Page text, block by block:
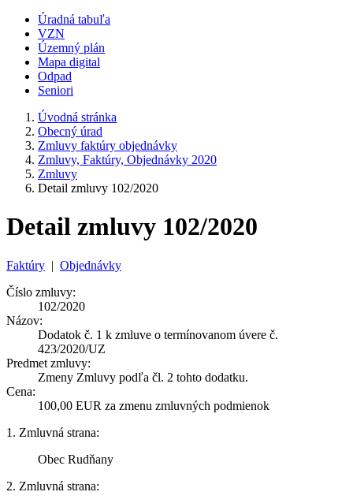
Úradná tabuľa
VZN
Územný plán
Mapa digital
Odpad
Seniori
Úvodná stránka
Obecný úrad
Zmluvy faktúry objednávky
Zmluvy, Faktúry, Objednávky 2020
Zmluvy
Detail zmluvy 102/2020
Detail zmluvy 102/2020
Faktúry | Objednávky
Číslo zmluvy:
102/2020
Názov:
Dodatok č. 1 k zmluve o termínovanom úvere č.
423/2020/UZ
Predmet zmluvy:
Zmeny Zmluvy podľa čl. 2 tohto dodatku.
Cena:
100,00 EUR za zmenu zmluvných podmienok
1. Zmluvná strana:
Obec Rudňany
2. Zmluvná strana: